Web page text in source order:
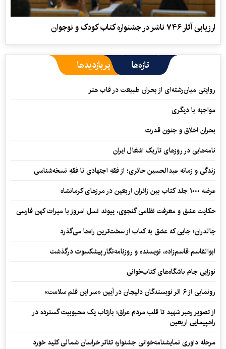
ارزیابی آثار ۷۴۶ ناشر در جشنواره کتاب کودک و نوجوان
تازه‌ها پربازدیدها
روایتی میان‌رشته‌ای از بحران طبیعت در قاب هنر
مواجهه با دیگری
بحران اخلاق و جنون قدرت
نامه‌هایی در روزهای تاریک اشغال ایران
زندگی و زمانه عبدالحسین حائری؛ از فقهِ اجتهادی تا فقهِ نسخه‌شناسی
عرضه ۱۰۰۰ جلد کتاب بین زائران اربعین در مرزهای کرمانشاه
حکایت عشق و معرفت نظامی گنجوی، پیوند نسل امروز با میراث کهن فارسی
چالدران؛ جایی که عشق به کتاب از سخت‌ترین راه‌ها می‌گذرد
ابوالقاسم قاسم‌زاده، نویسنده و روزنامه‌نگار پیشکسوت درگذشت
نوزایی جام باشگاه‌های کتاب‌خوانی
رونمایی از ۶ اثر نویسندگان دلیجان در آیین «سر این قلم سلامت»
از تصویر رهبر شهید تا قلب مردم عراق؛ بازتاب یک محبوبیت گسترده در
راهپیمایی اربعین
مرحله داوری نمایشنامه‌خوانی جشنواره تئاتر خراسان شمالی کلید خورد